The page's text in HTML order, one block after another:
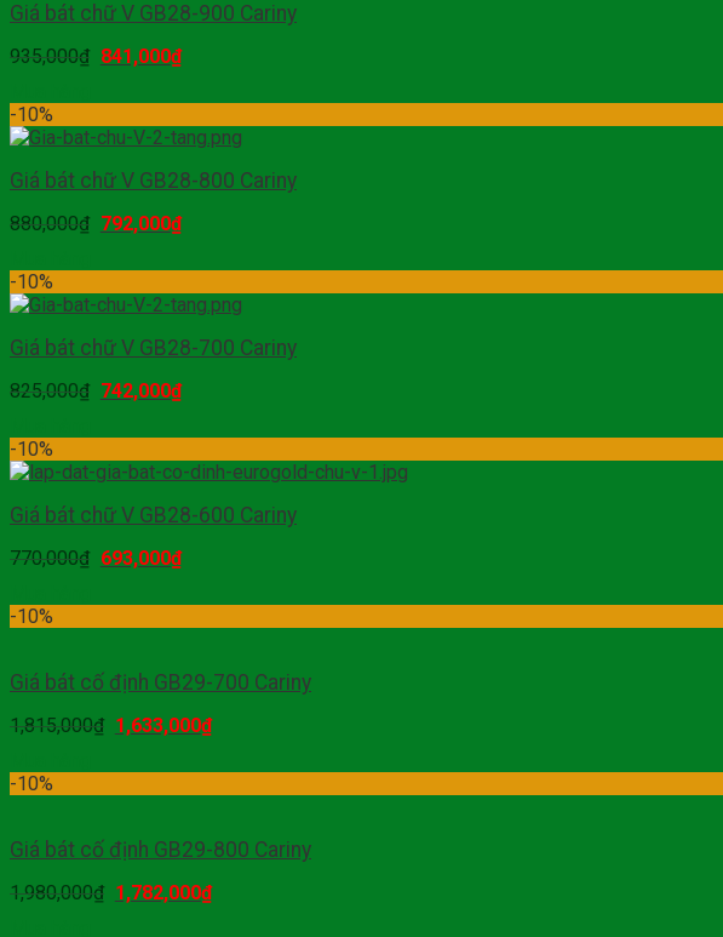
Giá bát chữ V GB28-900 Cariny
935,000₫ 841,000₫
-10%
Giá bát chữ V GB28-800 Cariny
880,000₫ 792,000₫
-10%
Giá bát chữ V GB28-700 Cariny
825,000₫ 742,000₫
-10%
Giá bát chữ V GB28-600 Cariny
770,000₫ 693,000₫
-10%
Giá bát cố định GB29-700 Cariny
1,815,000₫ 1,633,000₫
-10%
Giá bát cố định GB29-800 Cariny
1,980,000₫ 1,782,000₫